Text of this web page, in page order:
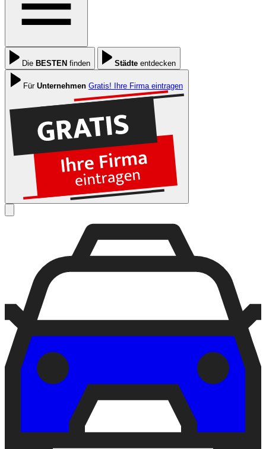
Die BESTEN finden Städte entdecken
Für Unternehmen Gratis! Ihre Firma eintragen